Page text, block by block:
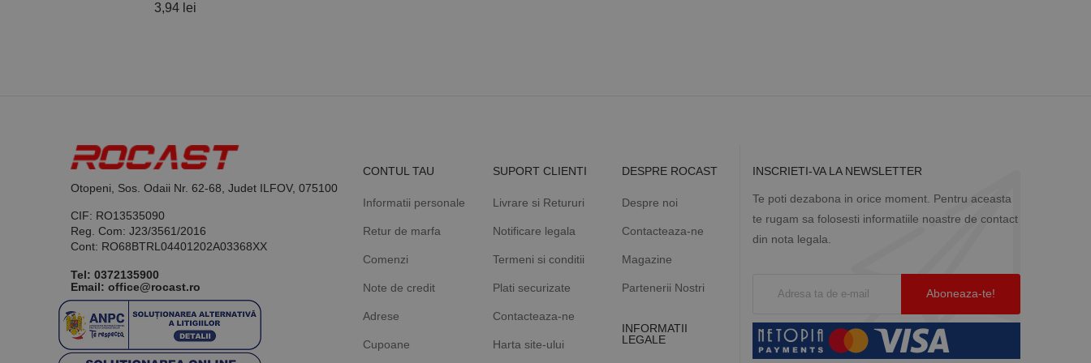
3,94 lei
Otopeni, Sos. Odaii Nr. 62-68, Judet ILFOV, 075100
CIF: RO13535090
Reg. Com: J23/3561/2016
Cont: RO68BTRL04401202A03368XX
Tel: 0372135900
Email: office@rocast.ro
CONTUL TAU
Informatii personale
Retur de marfa
Comenzi
Note de credit
Adrese
Cupoane
SUPORT CLIENTI
Livrare si Retururi
Notificare legala
Termeni si conditii
Plati securizate
Contacteaza-ne
Harta site-ului
DESPRE ROCAST
Despre noi
Contacteaza-ne
Magazine
Partenerii Nostri
INFORMATII
LEGALE
INSCRIETI-VA LA NEWSLETTER
Te poti dezabona in orice moment. Pentru aceasta
te rugam sa folosesti informatiile noastre de contact
din nota legala.